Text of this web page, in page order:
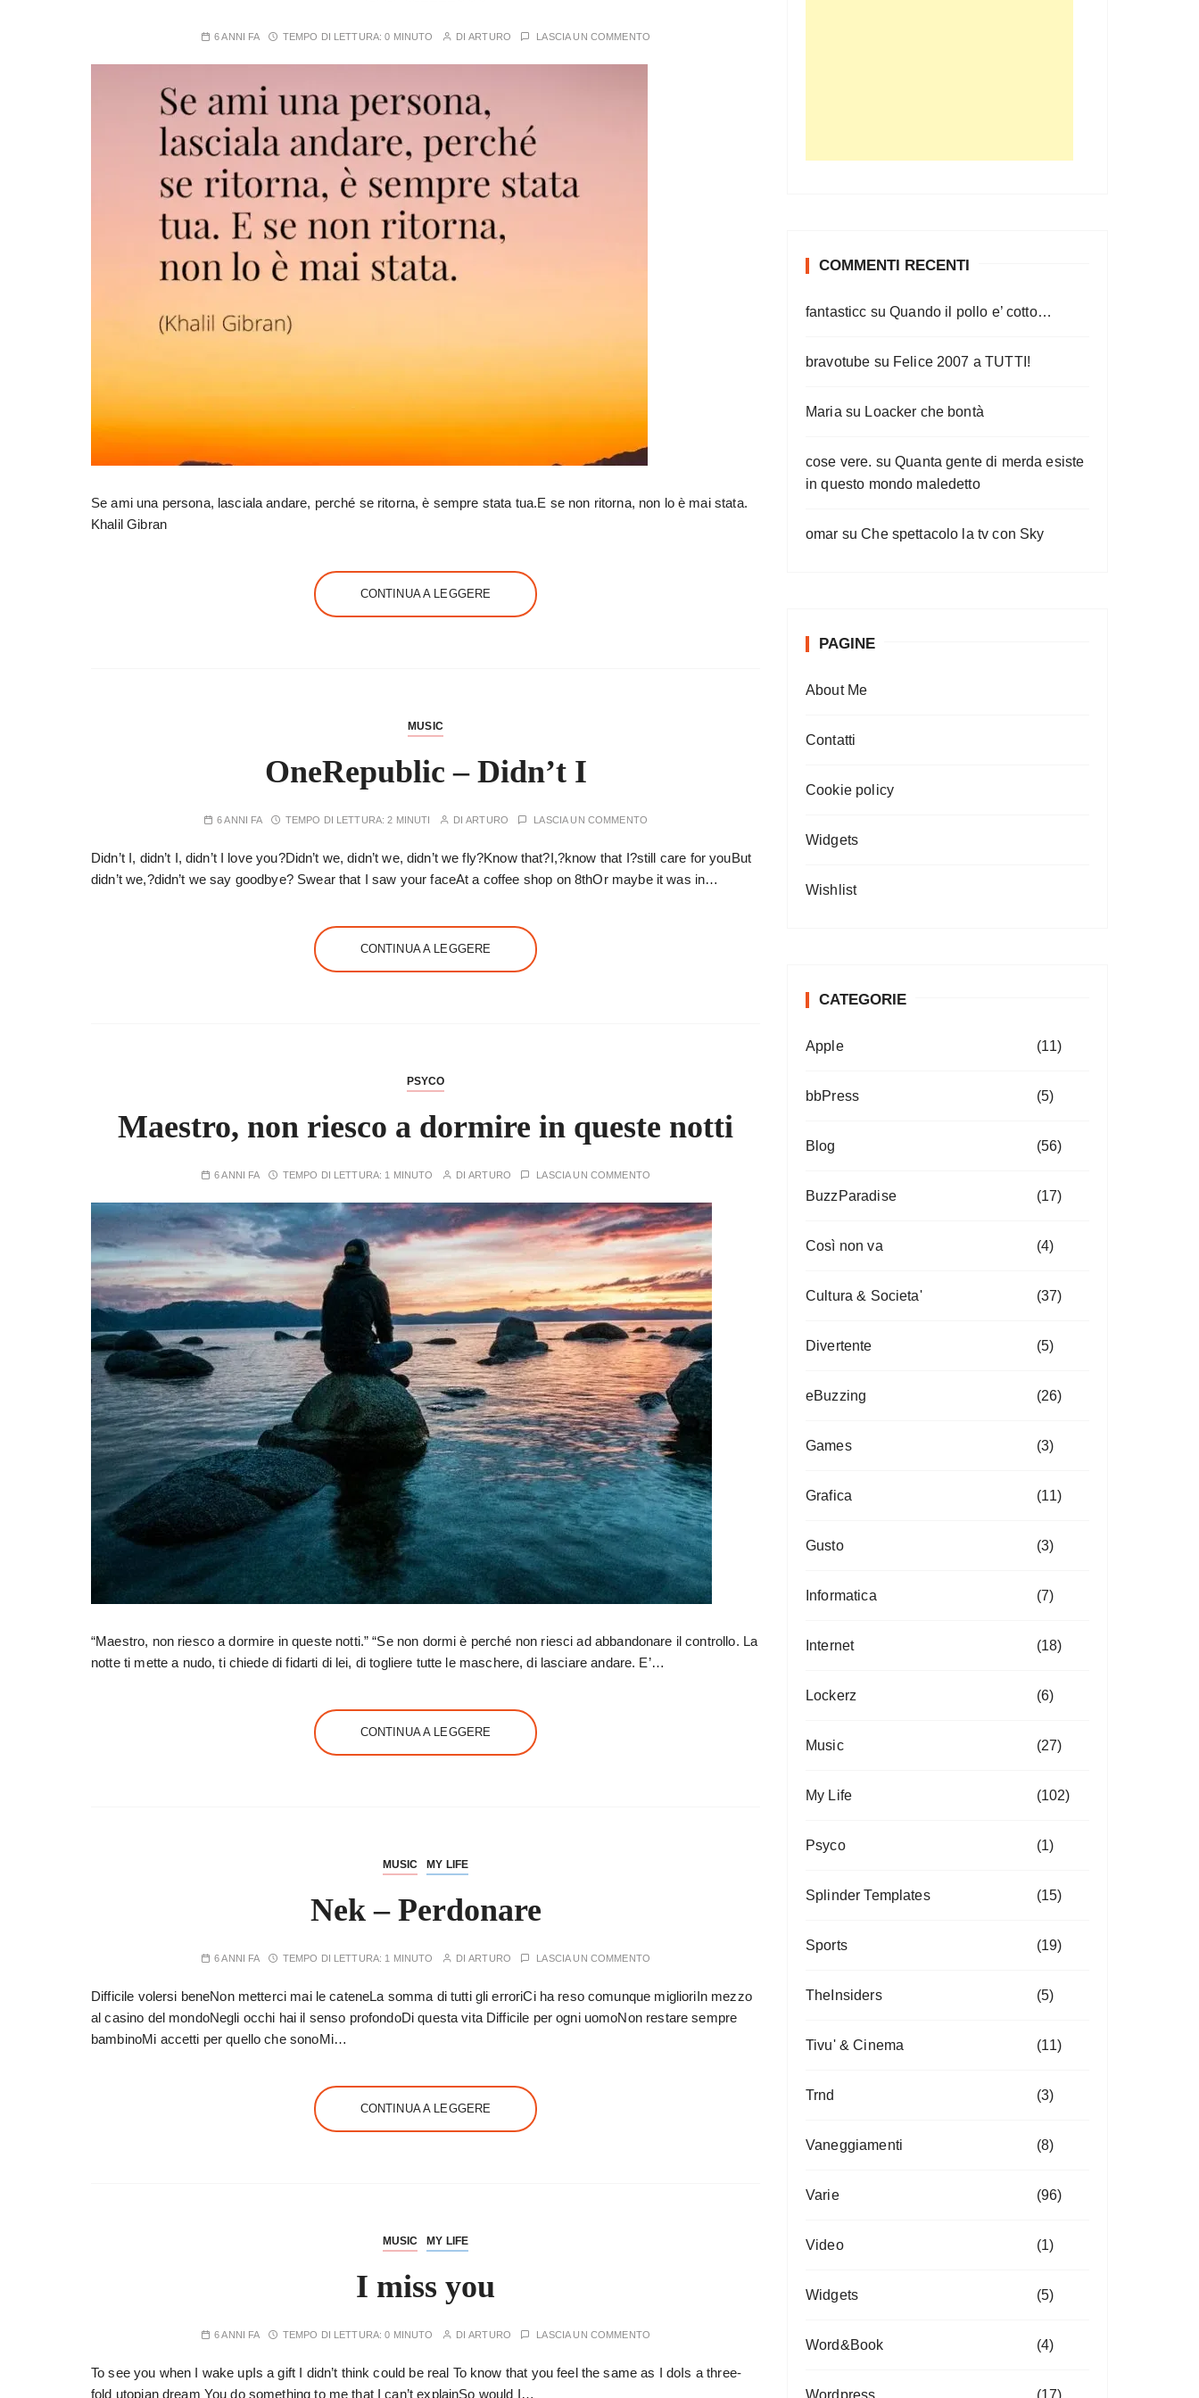
6 ANNI FA TEMPO DI LETTURA:0 MINUTO DIARTURO LASCIA UN COMMENTO
Se ami una persona, lasciala andare, perché se ritorna, è sempre stata tua.E se non ritorna, non lo è mai stata.
Khalil Gibran
CONTINUA A LEGGERE
MUSIC
OneRepublic – Didn’t I
6 ANNI FA TEMPO DI LETTURA:2 MINUTI DIARTURO LASCIA UN COMMENTO
Didn’t I, didn’t I, didn’t I love you?Didn’t we, didn’t we, didn’t we fly?Know that?I,?know that I?still care for youBut
didn’t we,?didn’t we say goodbye? Swear that I saw your faceAt a coffee shop on 8thOr maybe it was in…
CONTINUA A LEGGERE
PSYCO
Maestro, non riesco a dormire in queste notti
6 ANNI FA TEMPO DI LETTURA: 1 MINUTO DIARTURO LASCIA UN COMMENTO
“Maestro, non riesco a dormire in queste notti.” “Se non dormi è perché non riesci ad abbandonare il controllo. La
notte ti mette a nudo, ti chiede di fidarti di lei, di togliere tutte le maschere, di lasciare andare. E’…
CONTINUA A LEGGERE
MUSIC MY LIFE
Nek – Perdonare
6 ANNI FA TEMPO DI LETTURA: 1 MINUTO DIARTURO LASCIA UN COMMENTO
Difficile volersi beneNon metterci mai le cateneLa somma di tutti gli erroriCi ha reso comunque miglioriIn mezzo
al casino del mondoNegli occhi hai il senso profondoDi questa vita Difficile per ogni uomoNon restare sempre
bambinoMi accetti per quello che sonoMi…
CONTINUA A LEGGERE
MUSIC MY LIFE
I miss you
6 ANNI FA TEMPO DI LETTURA:0 MINUTO DIARTURO LASCIA UN COMMENTO
To see you when I wake upIs a gift I didn’t think could be real To know that you feel the same as I doIs a three-
fold utopian dream You do something to me that I can’t explainSo would I…
COMMENTI RECENTI
fantasticc suQuando il pollo e’ cotto…
bravotube su Felice 2007 a TUTTI!
Maria su Loacker che bontà
cose vere. suQuanta gente di merda esiste
in questo mondo maledetto
omar suChe spettacolo la tv con Sky
PAGINE
About Me
Contatti
Cookie policy
Widgets
Wishlist
CATEGORIE
Apple (11)
bbPress (5)
Blog (56)
BuzzParadise (17)
Così non va (4)
Cultura & Societa' (37)
Divertente (5)
eBuzzing (26)
Games (3)
Grafica (11)
Gusto (3)
Informatica (7)
Internet (18)
Lockerz (6)
Music (27)
My Life (102)
Psyco (1)
Splinder Templates (15)
Sports (19)
TheInsiders (5)
Tivu' & Cinema (11)
Trnd (3)
Vaneggiamenti (8)
Varie (96)
Video (1)
Widgets (5)
Word&Book (4)
Wordpress (17)